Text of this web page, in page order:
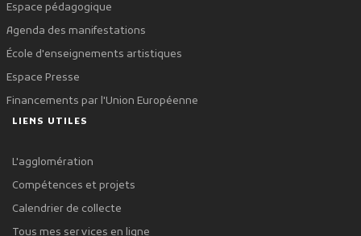
Espace pédagogique
Agenda des manifestations
École d'enseignements artistiques
Espace Presse
Financements par l'Union Européenne
LIENS UTILES
L'agglomération
Compétences et projets
Calendrier de collecte
Tous mes services en ligne